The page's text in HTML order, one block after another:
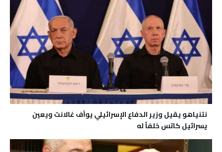
نتنياهو يقيل وزير الدفاع الإسرائيلي يوآف غالانت ويعين
يسرائيل كاتس خلفاً له